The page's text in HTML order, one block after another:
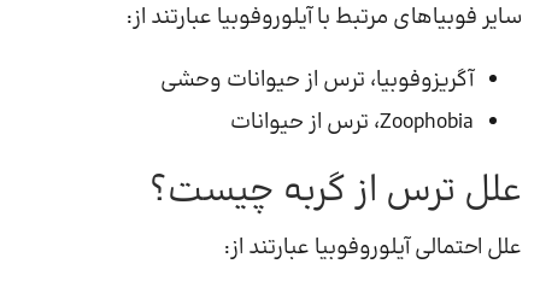
سایر فوبیاهای مرتبط با آیلوروفوبیا عبارتند از:
آگریزوفوبیا، ترس از حیوانات وحشی
Zoophobia، ترس از حیوانات
علل ترس از گربه چیست؟
علل احتمالی آیلوروفوبیا عبارتند از: